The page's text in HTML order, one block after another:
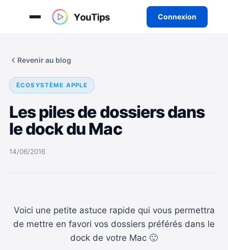
Connexion
Revenir au blog
ÉCOSYSTÈME APPLE
Les piles de dossiers dans
le dock du Mac
14/06/2016
Voici une petite astuce rapide qui vous permettra
de mettre en favori vos dossiers préférés dans le
dock de votre Mac 🙂